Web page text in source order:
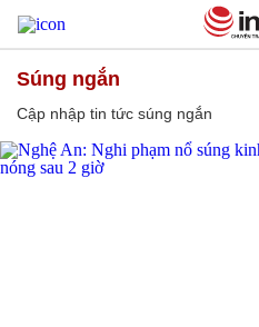
súng ngắn
Cập nhập tin tức súng ngắn